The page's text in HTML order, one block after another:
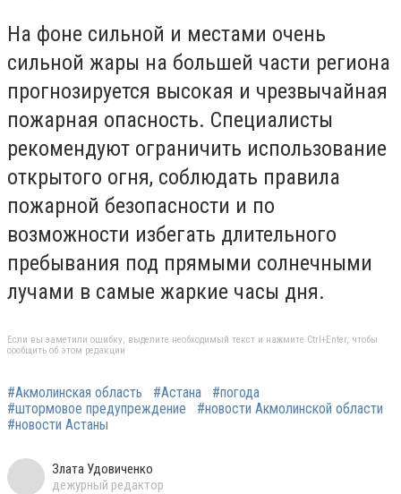
На фоне сильной и местами очень
сильной жары на большей части региона
прогнозируется высокая и чрезвычайная
пожарная опасность. Специалисты
рекомендуют ограничить использование
открытого огня, соблюдать правила
пожарной безопасности и по
возможности избегать длительного
пребывания под прямыми солнечными
лучами в самые жаркие часы дня.
Если вы заметили ошибку, выделите необходимый текст и нажмите Ctrl+Enter, чтобы
сообщить об этом редакции
#Акмолинская область #Астана
#погода
#штормовое предупреждение
#новости Акмолинской области
#новости Астаны
Злата Удовиченко
дежурный редактор